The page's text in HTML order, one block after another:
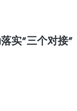
实“三个对接”